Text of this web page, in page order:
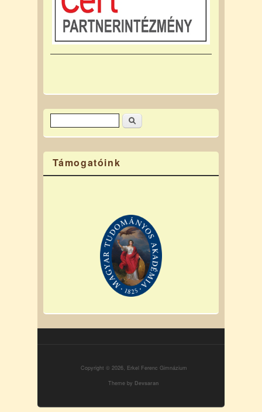
Keresés űrlap
Keresés
Támogatóink
Copyright © 2026, Erkel Ferenc Gimnázium
Theme by Devsaran